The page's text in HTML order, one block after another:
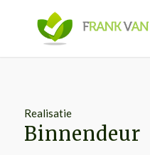
Realisatie
Binnendeur